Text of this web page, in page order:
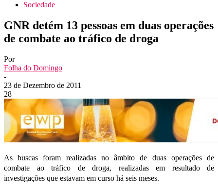
Sociedade
GNR detém 13 pessoas em duas operações
de combate ao tráfico de droga
Por
Folha do Domingo
-
23 de Dezembro de 2011
28
As buscas foram realizadas no âmbito de duas operações de
combate ao tráfico de droga, realizadas em resultado de
investigações que estavam em curso há seis meses.